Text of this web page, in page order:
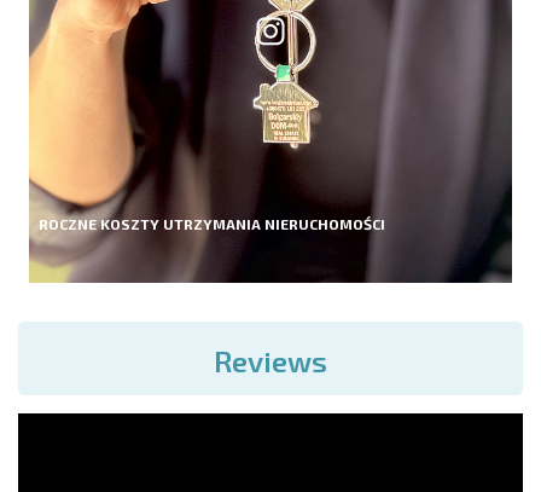
ROCZNE KOSZTY UTRZYMANIA NIERUCHOMOŚCI
Reviews